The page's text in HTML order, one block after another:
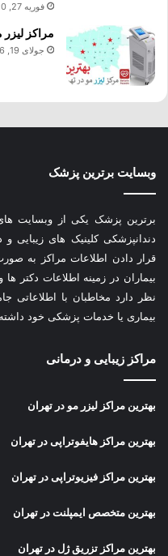
فوریه 27, 2020
مراکز لیزر
جولای 19, 2026
وبسایت برترین پزشک
برترین پزشک یکی از وبسایت
دندانپزشکی کلینیک های زیبایی
قرار دادن اطلاعات مراکز به
بیماران در زمینه اطلاعات دکتر
نظر دارد مخاطبان با اطلاعاتی
بیماری یا خدمات پزشکی خود
مراکز زیبایی و درمانی
بهترین مراکز لیزر مو در تهران
بهترین مراکز هایفوتراپی در تهران
بهترین مراکز فیزیوتراپی در تهران
بهترین متخصص ایمپلنت در تهران
بهترین مراکز تزریق ژل در تهران